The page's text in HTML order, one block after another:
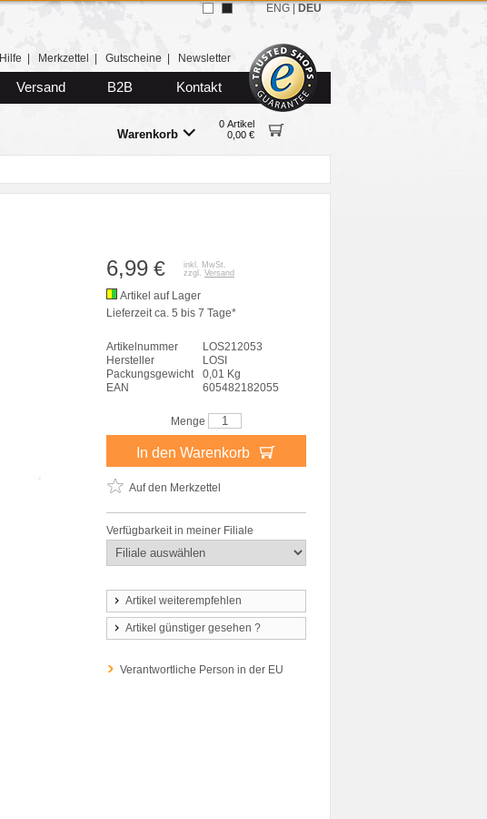
Hilfe Merkzettel Gutscheine Newsletter
Versand B2B Kontakt
Warenkorb
0 Artikel
0,00 €
ENG DEU
6,99 €
inkl. MwSt.
zzgl. Versand
Artikel auf Lager
Lieferzeit ca. 5 bis 7 Tage*
Artikelnummer
LOS212053
Hersteller
LOSI
Packungsgewicht
0,01 Kg
EAN
605482182055
Menge
In den Warenkorb
Auf den Merkzettel
Verfügbarkeit in meiner Filiale
Artikel weiterempfehlen
Artikel günstiger gesehen ?
Verantwortliche Person in der EU